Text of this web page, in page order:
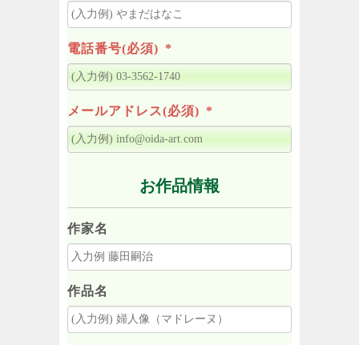
電話番号(必須) *
メールアドレス(必須) *
お作品情報
作家名
作品名